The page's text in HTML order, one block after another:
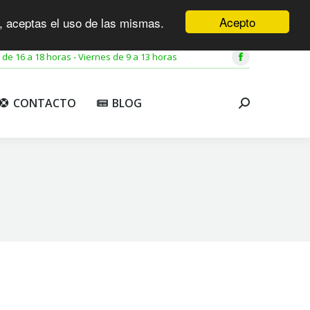
Acepto
el uso de las mismas.
16 a 18 horas - Viernes de 9 a 13 horas
Facebook
opens
CONTACTO BLOG Buscar:
CONTACTO BLOG Buscar: